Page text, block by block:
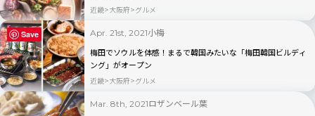
近畿 大阪府 グルメ
Apr. 21st, 2021小梅
梅田でソウルを体感！まるで韓国みたいな「梅田韓国ビルディ
ング」がオープン
近畿 大阪府 グルメ
Mar. 8th, 2021ロザンベール葉
Save